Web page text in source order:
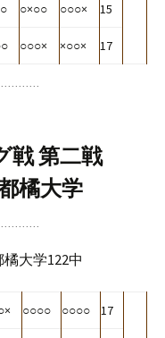
○×○○ ○○○× 15
○○○× ×○○× 17
戦 第二戦
橘大学
大学122中
○○○○ ○○○○ 17